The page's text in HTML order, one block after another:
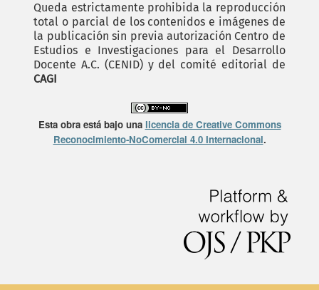
Queda estrictamente prohibida la reproducción
total o parcial de los contenidos e imágenes de
la publicación sin previa autorización Centro de
Estudios e Investigaciones para el Desarrollo
Docente A.C. (CENID) y del comité editorial de
CAGI
Esta obra está bajo una licencia de Creative Commons
Reconocimiento-NoComercial 4.0 Internacional.